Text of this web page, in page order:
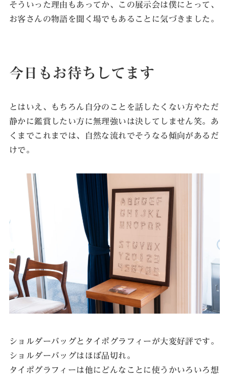
そういった理由もあってか、この展示会は僕にとって、
お客さんの物語を聞く場でもあることに気づきました。
今日もお待ちしてます
とはいえ、もちろん自分のことを話したくない方やただ
静かに鑑賞したい方に無理強いは決してしません笑。あ
くまでこれまでは、自然な流れでそうなる傾向があるだ
けで。
ショルダーバッグとタイポグラフィーが大変好評です。
ショルダーバッグはほぼ品切れ。
タイポグラフィーは他にどんなことに使うかいろいろ想